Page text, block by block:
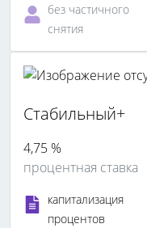
без частичного
снятия
Стабильный+
4,75 %
процентная ставка
капитализация
процентов